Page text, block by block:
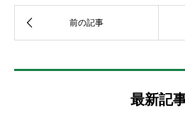
最新記